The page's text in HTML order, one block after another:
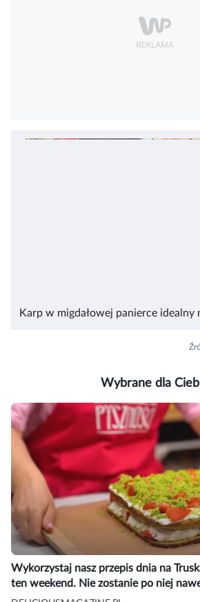
Karp w migdałowej panierce idealny
Wybrane dla
Wykorzystaj nasz przepis dnia na
ten weekend. Nie zostanie po niej